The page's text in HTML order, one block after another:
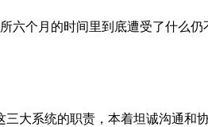
六个月的时间里到底遭受了什么
大系统的职责，本着坦诚沟通和